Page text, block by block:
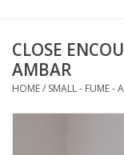
MEUBELEN
CLOSE
AMBAR
HOME/ SMALL - FUME -